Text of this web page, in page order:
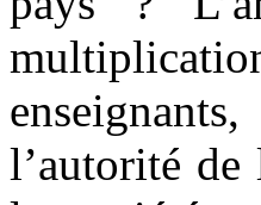
l’autorité de